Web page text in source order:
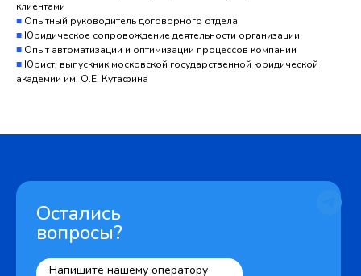
клиентами
■ Опытный руководитель договорного отдела
■ Юридическое сопровождение деятельности организации
■ Опыт автоматизации и оптимизации процессов компании
■ Юрист, выпускник московской государственной юридической
академии им. О.Е. Кутафина
Остались
вопросы?
Напишите нашему оператору